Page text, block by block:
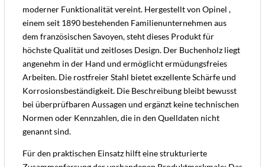
moderner Funktionalität vereint. Hergestellt von Opinel ,
einem seit 1890 bestehenden Familienunternehmen aus
dem französischen Savoyen, steht dieses Produkt für
höchste Qualität und zeitloses Design. Der Buchenholz liegt
angenehm in der Hand und ermöglicht ermüdungsfreies
Arbeiten. Die rostfreier Stahl bietet exzellente Schärfe und
Korrosionsbeständigkeit. Die Beschreibung bleibt bewusst
bei überprüfbaren Aussagen und ergänzt keine technischen
Normen oder Kennzahlen, die in den Quelldaten nicht
genannt sind.
Für den praktischen Einsatz hilft eine strukturierte